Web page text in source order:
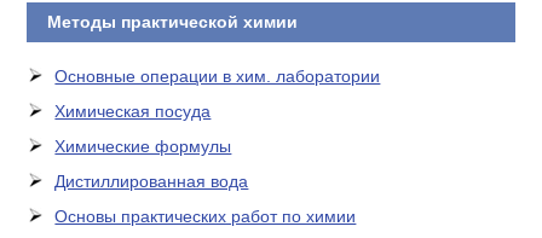
Методы практической химии
Основные операции в хим. лаборатории
Химическая посуда
Химические формулы
Дистиллированная вода
Основы практических работ по химии